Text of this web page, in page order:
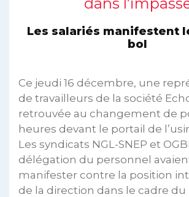
Les salariés manifestent
bol
Ce jeudi 16 décembre, une
de travailleurs de la société
retrouvée au changement de
heures devant le portail de
Les syndicats NGL-SNEP et
délégation du personnel
manifester contre la position
de la direction dans le cadre du